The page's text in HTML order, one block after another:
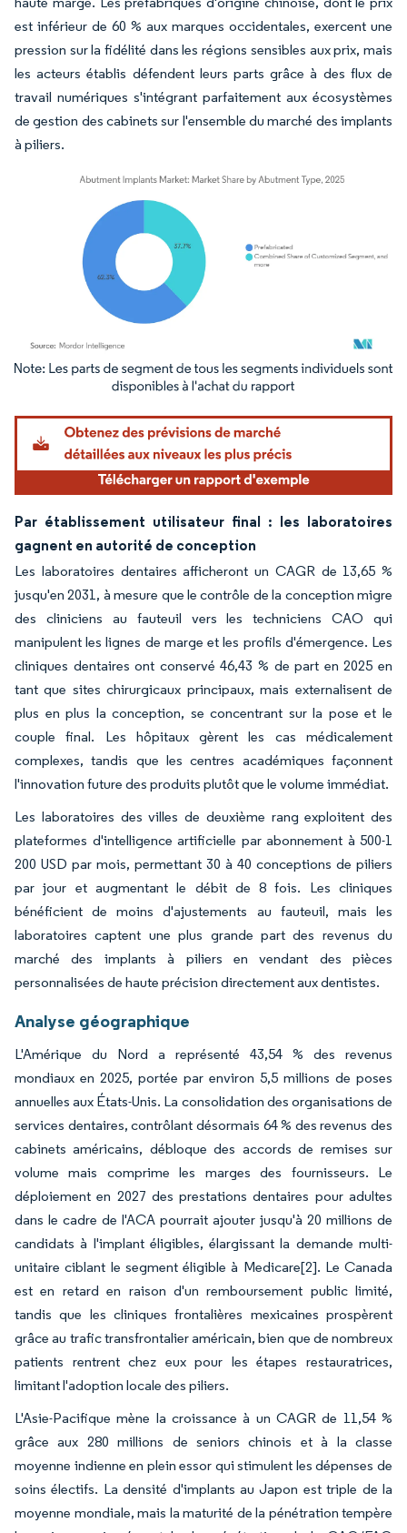
est inférieur de 60 % aux marques occidentales, exercent une
pression sur la fidélité dans les régions sensibles aux prix, mais
les acteurs établis défendent leurs parts grâce à des flux de
travail numériques s'intégrant parfaitement aux écosystèmes
de gestion des cabinets sur l'ensemble du marché des implants
à piliers.
Image © Mordor Intelligence. La réutilisation nécessite une attribution sous CC BY
Par établissement utilisateur final : les laboratoires
gagnent en autorité de conception
Les laboratoires dentaires afficheront un CAGR de 13,65 %
jusqu'en 2031, à mesure que le contrôle de la conception migre
des cliniciens au fauteuil vers les techniciens CAO qui
manipulent les lignes de marge et les profils d'émergence. Les
cliniques dentaires ont conservé 46,43 % de part en 2025 en
tant que sites chirurgicaux principaux, mais externalisent de
plus en plus la conception, se concentrant sur la pose et le
couple final. Les hôpitaux gèrent les cas médicalement
complexes, tandis que les centres académiques façonnent
l'innovation future des produits plutôt que le volume immédiat.
Les laboratoires des villes de deuxième rang exploitent des
plateformes d'intelligence artificielle par abonnement à 500-1
200 USD par mois, permettant 30 à 40 conceptions de piliers
par jour et augmentant le débit de 8 fois. Les cliniques
bénéficient de moins d'ajustements au fauteuil, mais les
laboratoires captent une plus grande part des revenus du
marché des implants à piliers en vendant des pièces
personnalisées de haute précision directement aux dentistes.
Analyse géographique
L'Amérique du Nord a représenté 43,54 % des revenus
mondiaux en 2025, portée par environ 5,5 millions de poses
annuelles aux États-Unis. La consolidation des organisations de
services dentaires, contrôlant désormais 64 % des revenus des
cabinets américains, débloque des accords de remises sur
volume mais comprime les marges des fournisseurs. Le
déploiement en 2027 des prestations dentaires pour adultes
dans le cadre de l'ACA pourrait ajouter jusqu'à 20 millions de
candidats à l'implant éligibles, élargissant la demande multi-
unitaire ciblant le segment éligible à Medicare[2]. Le Canada
est en retard en raison d'un remboursement public limité,
tandis que les cliniques frontalières mexicaines prospèrent
grâce au trafic transfrontalier américain, bien que de nombreux
patients rentrent chez eux pour les étapes restauratrices,
limitant l'adoption locale des piliers.
L'Asie-Pacifique mène la croissance à un CAGR de 11,54 %
grâce aux 280 millions de seniors chinois et à la classe
moyenne indienne en plein essor qui stimulent les dépenses de
soins électifs. La densité d'implants au Japon est triple de la
moyenne mondiale, mais la maturité de la pénétration tempère